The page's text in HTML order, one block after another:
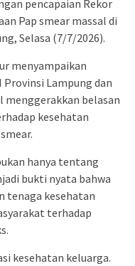
pencapaian Rekor
Pap smear massal di
Selasa (7/7/2026).
menyampaikan
Provinsi Lampung dan
menggerakkan belasan
kesehatan
hanya tentang
bukti nyata bahwa
tenaga kesehatan
terhadap
kesehatan keluarga.